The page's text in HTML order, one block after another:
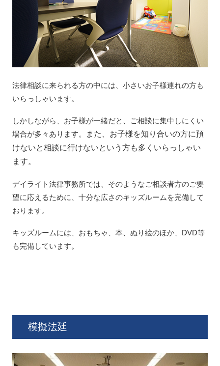
法律相談に来られる方の中には、小さいお子様連れの方も
いらっしゃいます。
しかしながら、お子様が一緒だと、ご相談に集中しにくい
場合が多々あります。
また、お子様を知り合いの方に預
けないと相談に行けないという方も多くいらっしゃい
ます。
デイライト法律事務所では、そのようなご相談者方のご要
望に応えるために、十分な広さのキッズルームを完備して
おります。
キッズルームには、おもちゃ、本、ぬり絵のほか、DVD等
も完備しています。
模擬法廷